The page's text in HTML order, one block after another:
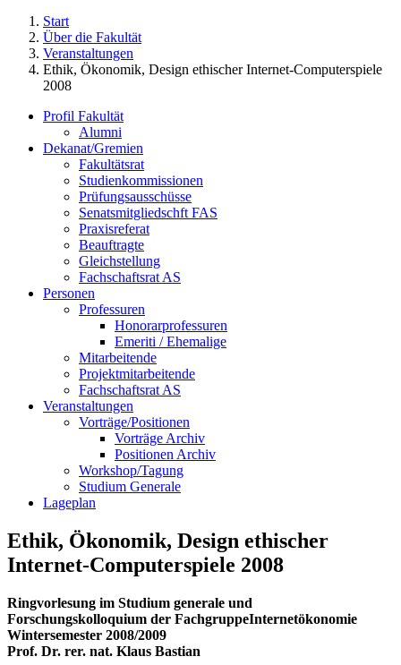
Start
Über die Fakultät
Veranstaltungen
Ethik, Ökonomik, Design ethischer Internet-Computerspiele
2008
Profil Fakultät
Alumni
Dekanat/Gremien
Fakultätsrat
Studienkommissionen
Prüfungsausschüsse
Senatsmitgliedschft FAS
Praxisreferat
Beauftragte
Gleichstellung
Fachschaftsrat AS
Personen
Professuren
Honorarprofessuren
Emeriti / Ehemalige
Mitarbeitende
Projektmitarbeitende
Fachschaftsrat AS
Veranstaltungen
Vorträge/Positionen
Vorträge Archiv
Positionen Archiv
Workshop/Tagung
Studium Generale
Lageplan
Ethik, Ökonomik, Design ethischer
Internet-Computerspiele 2008
Ringvorlesung im Studium generale und
Forschungskolloquium der FachgruppeInternetökonomie
Wintersemester 2008/2009
Prof. Dr. rer. nat. Klaus Bastian